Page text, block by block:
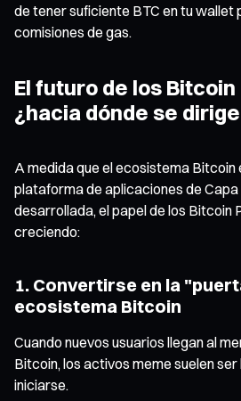
de tener suficiente BTC en tu wallet
comisiones de gas.
El futuro de los Bitcoin
¿hacia dónde se
A medida que el ecosistema Bitcoin
plataforma de aplicaciones de
desarrollada, el papel de los Bitcoin
creciendo:
1. Convertirse en la
ecosistema Bitcoin
Cuando nuevos usuarios llegan al
Bitcoin, los activos meme suelen
iniciarse.